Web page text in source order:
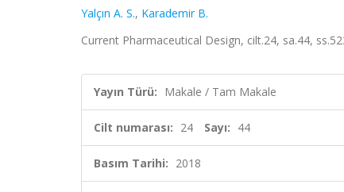
Yalçın A. S., Karademir B.
Current Pharmaceutical Design, cilt.24, sa.44,
Yayın Türü: Makale / Tam Makale
Cilt numarası: 24 Sayı: 44
Basım Tarihi: 2018